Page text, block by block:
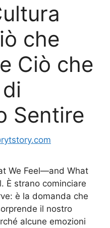
che
Ciò che
Sentire
We Feel—and What
È strano cominciare
è la domanda che
il nostro
alcune emozioni